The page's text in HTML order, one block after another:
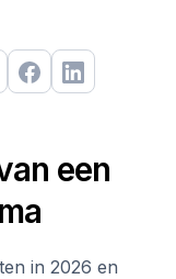
een
in 2026 en